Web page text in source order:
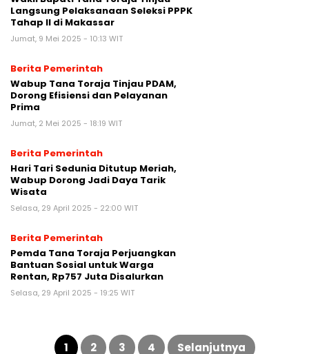
Langsung Pelaksanaan Seleksi PPPK
Tahap II di Makassar
Jumat, 9 Mei 2025 - 10:13 WIT
Berita Pemerintah
Wabup Tana Toraja Tinjau PDAM,
Dorong Efisiensi dan Pelayanan
Prima
Jumat, 2 Mei 2025 - 18:19 WIT
Berita Pemerintah
Hari Tari Sedunia Ditutup Meriah,
Wabup Dorong Jadi Daya Tarik
Wisata
Selasa, 29 April 2025 - 22:00 WIT
Berita Pemerintah
Pemda Tana Toraja Perjuangkan
Bantuan Sosial untuk Warga
Rentan, Rp757 Juta Disalurkan
Selasa, 29 April 2025 - 19:25 WIT
Paginasi
1 2 3 4 Selanjutnya